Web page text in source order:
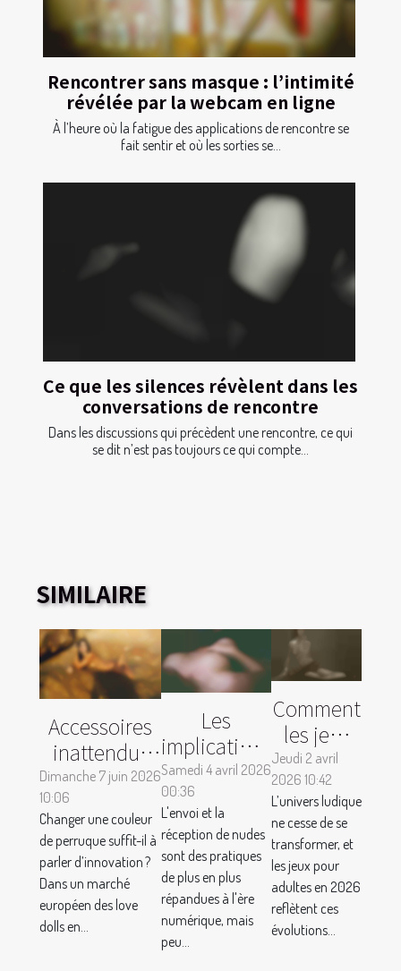
Rencontrer sans masque : l’intimité
révélée par la webcam en ligne
À l’heure où la fatigue des applications de rencontre se
fait sentir et où les sorties se...
Ce que les silences révèlent dans les
conversations de rencontre
Dans les discussions qui précèdent une rencontre, ce qui
se dit n’est pas toujours ce qui compte...
SIMILAIRE
Accessoires
inattendus
pour
personnaliser
sa sex doll :
où
commence
l’innovation ?
Dimanche 7 juin 2026
10:06
Changer une couleur
de perruque suffit-il à
parler d’innovation ?
Dans un marché
européen des love
dolls en...
Les
implications
légales des
nudes : ce
que vous
devez savoir
Samedi 4 avril 2026
00:36
L'envoi et la
réception de nudes
sont des pratiques
de plus en plus
répandues à l'ère
numérique, mais
peu...
Comment
les jeux
pour
adultes
évoluent-
ils en
2026 ?
Jeudi 2 avril
2026 10:42
L’univers ludique
ne cesse de se
transformer, et
les jeux pour
adultes en 2026
reflètent ces
évolutions...